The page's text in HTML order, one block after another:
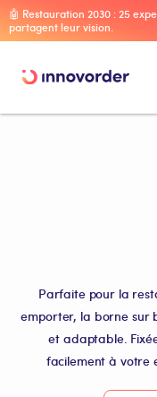
🤖 Restauration 2030 : 25
partagent leur vision.
Parfaite pour la
emporter, la borne sur
et adaptable.
facilement à votre